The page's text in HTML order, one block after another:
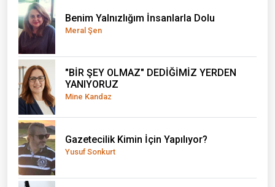
Benim Yalnızlığım İnsanlarla Dolu
Meral Şen
"BİR ŞEY OLMAZ" DEDİĞİMİZ YERDEN
YANIYORUZ
Mine Kandaz
Gazetecilik Kimin İçin Yapılıyor?
Yusuf Sonkurt